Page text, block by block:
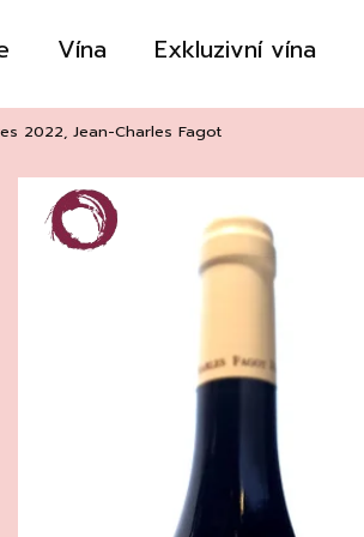
Vína Exkluzivní vína
2022, Jean-Charles Fagot
Co potřebujete najít?